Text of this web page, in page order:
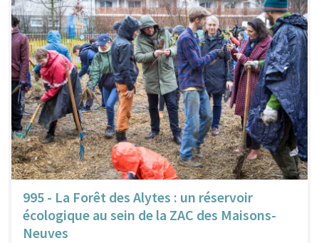
995 - La Forêt des Alytes : un réservoir
écologique au sein de la ZAC des Maisons-
Neuves